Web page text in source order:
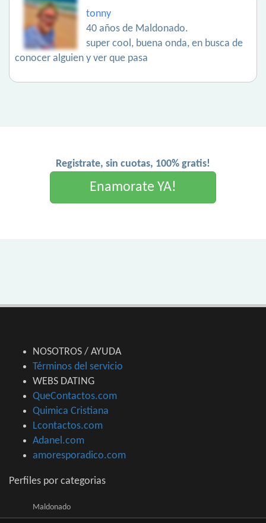
tonny
40 años de Maldonado.
super cool, buena onda, en busca de
conocer alguien y ver que pasa
Registrate, sin cuotas, 100% gratis!
Enamorate YA!
NOSOTROS / AYUDA
Términos del servicio
WEBS DATING
QueContactos.com
Quimica Cristiana
Lcontactos.com
Adanel.com
amoresporadico.com
Perfiles por categorias
Maldonado